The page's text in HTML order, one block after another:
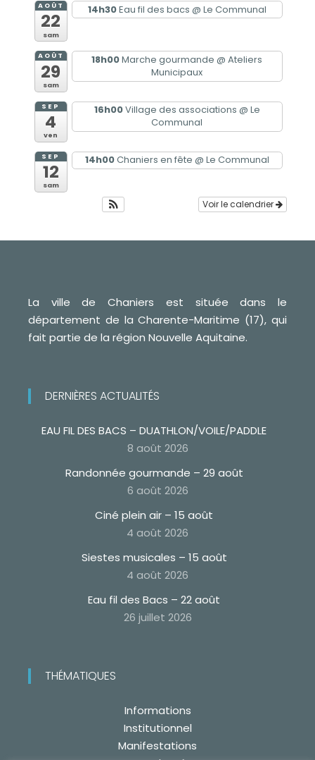
AOÛT
22
sam
14h30Eau fil des bacs @ Le Communal
AOÛT
29
sam
18h00Marche gourmande @ Ateliers
Municipaux
SEP
4
ven
16h00Village des associations @ Le
Communal
SEP
12
sam
14h00Chaniers en fête @ Le Communal
Voir le calendrier
La ville de Chaniers est située dans le
département de la Charente-Maritime (17), qui
fait partie de la région Nouvelle Aquitaine.
DERNIÈRES ACTUALITÉS
EAU FIL DES BACS – DUATHLON/VOILE/PADDLE
8 août 2026
Randonnée gourmande – 29 août
6 août 2026
Ciné plein air – 15 août
4 août 2026
Siestes musicales – 15 août
4 août 2026
Eau fil des Bacs – 22 août
26 juillet 2026
THÉMATIQUES
Informations
Institutionnel
Manifestations